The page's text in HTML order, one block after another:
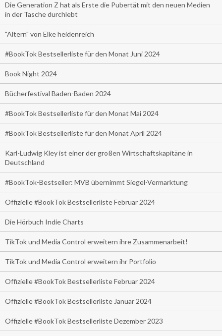
Die Generation Z hat als Erste die Pubertät mit den neuen Medien
in der Tasche durchlebt
"Altern" von Elke heidenreich
#BookTok Bestsellerliste für den Monat Juni 2024
Book Night 2024
Bücherfestival Baden-Baden 2024
#BookTok Bestsellerliste für den Monat Mai 2024
#BookTok Bestsellerliste für den Monat April 2024
Karl-Ludwig Kley ist einer der großen Wirtschaftskapitäne in
Deutschland
#BookTok-Bestseller: MVB übernimmt Siegel-Vermarktung
Offizielle #BookTok Bestsellerliste Februar 2024
Die Hörbuch Indie Charts
TikTok und Media Control erweitern ihre Zusammenarbeit!
TikTok und Media Control erweitern ihr Portfolio
Offizielle #BookTok Bestsellerliste Februar 2024
Offizielle #BookTok Bestsellerliste Januar 2024
Offizielle #BookTok Bestsellerliste Dezember 2023